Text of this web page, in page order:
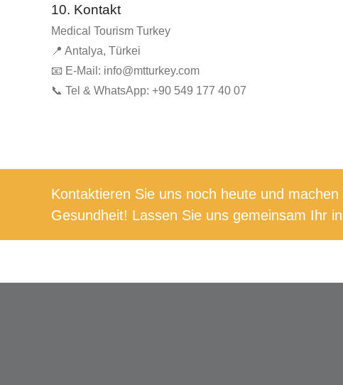
10. Kontakt
Medical Tourism Turkey
📍 Antalya, Türkei
📧 E-Mail: info@mtturkey.com
📞 Tel & WhatsApp: +90 549 177 40 07
Kontaktieren Sie uns noch heute und
Gesundheit! Lassen Sie uns gemeinsam Ihr